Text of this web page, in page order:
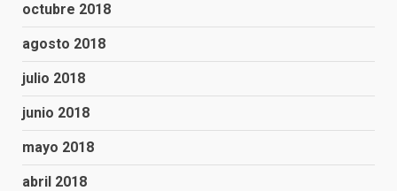
octubre 2018
agosto 2018
julio 2018
junio 2018
mayo 2018
abril 2018